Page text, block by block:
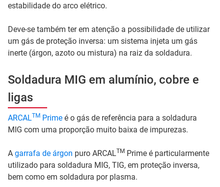
estabilidade do arco elétrico.
Deve-se também ter em atenção a possibilidade de utilizar
um gás de proteção inversa: um sistema injeta um gás
inerte (árgon, azoto ou mistura) na raiz da soldadura.
Soldadura MIG em alumínio, cobre e
ligas
ARCALTM Prime é o gás de referência para a soldadura
MIG com uma proporção muito baixa de impurezas.
A garrafa de árgon puro ARCALTM Prime é particularmente
utilizado para soldadura MIG, TIG, em proteção inversa,
bem como em soldadura por plasma.